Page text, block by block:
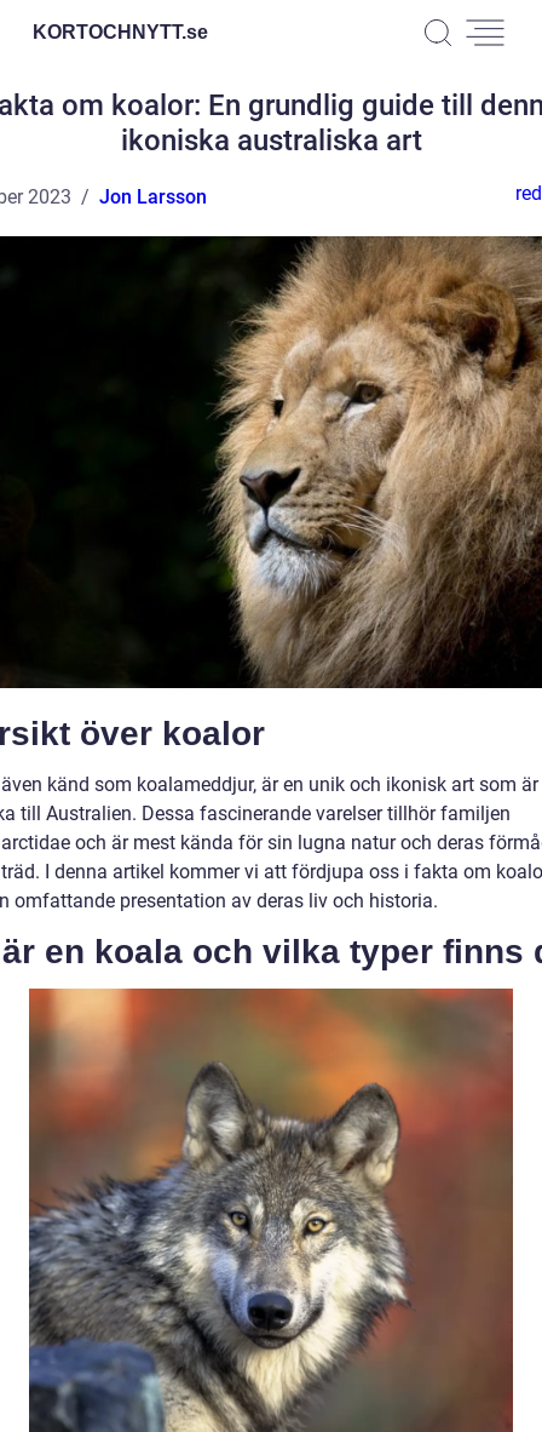
KORTOCHNYTT.se
om koalor: En grundlig guide till
ikoniska australiska art
2023 Jon Larsson
över koalor
känd som koalameddjur, är en unik och ikonisk art som är
till Australien. Dessa fascinerande varelser tillhör familjen
och är mest kända för sin lugna natur och deras
I denna artikel kommer vi att fördjupa oss i fakta om
omfattande presentation av deras liv och historia.
en koala och vilka typer finns